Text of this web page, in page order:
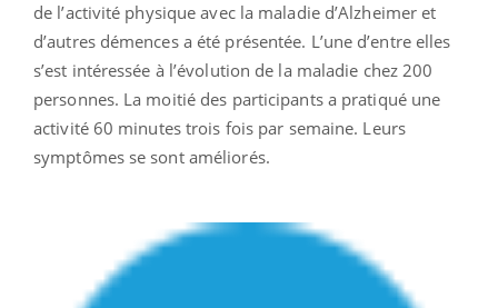
de l’activité physique avec la maladie d’Alzheimer et
d’autres démences a été présentée. L’une d’entre elles
s’est intéressée à l’évolution de la maladie chez 200
personnes. La moitié des participants a pratiqué une
activité 60 minutes trois fois par semaine. Leurs
symptômes se sont améliorés.